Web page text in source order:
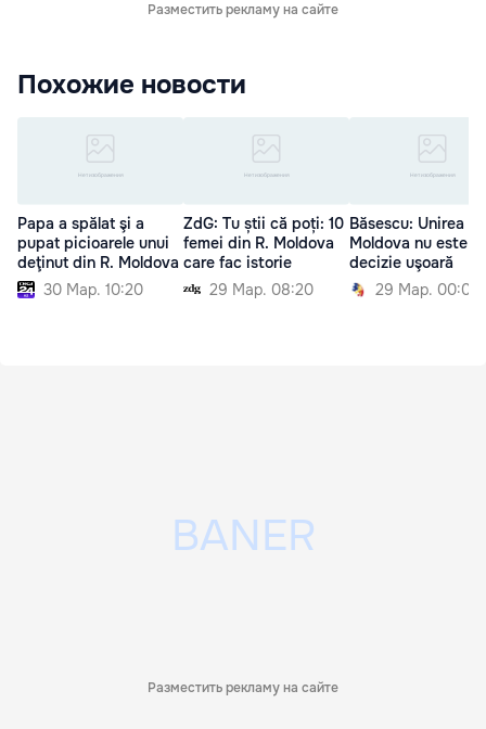
Разместить рекламу на сайте
Похожие новости
Papa a spălat şi a
pupat picioarele unui
deţinut din R. Moldova
30 Мар. 10:20
ZdG: Tu știi că poți: 10
femei din R. Moldova
care fac istorie
29 Мар. 08:20
Băsescu: Unirea
Moldova nu este o
decizie uşoară
29 Мар. 00:00
Разместить рекламу на сайте